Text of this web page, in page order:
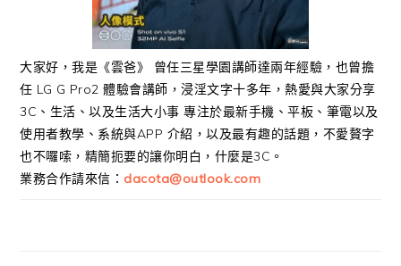
大家好，我是《雲爸》 曾任三星學園講師達兩年經驗，也曾擔
任 LG G Pro2 體驗會講師，浸淫文字十多年，熱愛與大家分享
3C、生活、以及生活大小事 專注於最新手機、平板、筆電以及
使用者教學、系統與APP 介紹，以及最有趣的話題，不愛贅字
也不囉嗦，精簡扼要的讓你明白，什麼是3C。
業務合作請來信： dacota@outlook.com